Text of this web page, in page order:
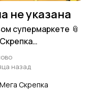
не указана
супермаркете 📎
товаров для
назад
Мега Скрепка